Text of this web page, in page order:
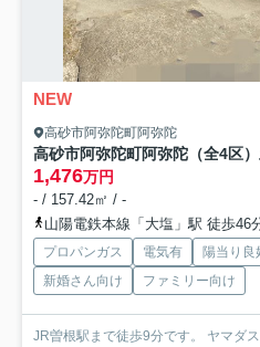
NEW
高砂市阿弥陀町阿弥陀
高砂市阿弥陀町阿弥陀（全4区
1,476万円
- / 157.42㎡ / -
山陽電鉄本線「大塩」駅 徒歩46
プロパンガス 電気有 陽当り良
新婚さん向け
ファミリー向け
JR曽根駅まで徒歩9分です。 ヤマダ